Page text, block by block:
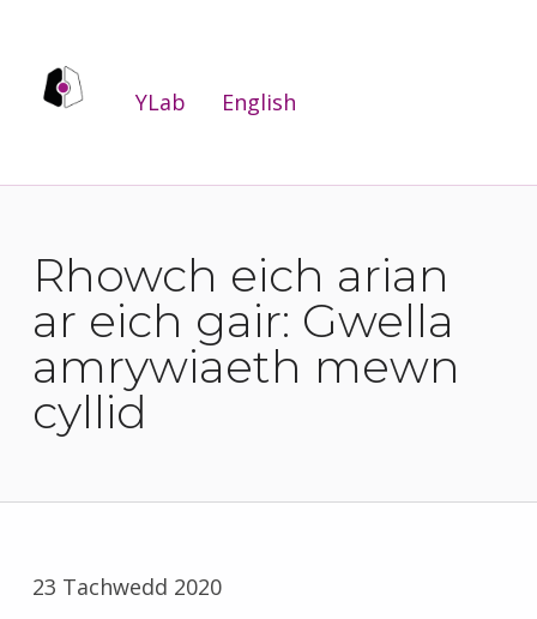
YLab English
Rhowch eich arian
ar eich gair: Gwella
amrywiaeth mewn
cyllid
23 Tachwedd 2020